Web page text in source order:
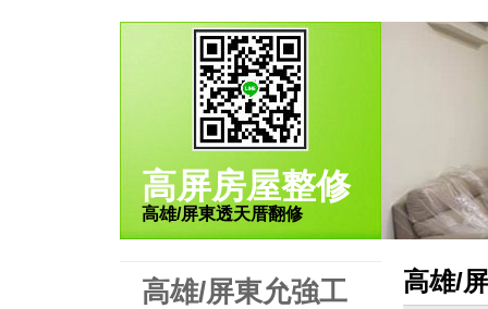
高屏房屋整修
高雄/屏東透天厝翻修
高雄/屏東允強工
高雄/